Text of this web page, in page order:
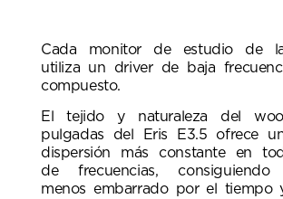
Cada monitor de estudio de
utiliza un driver de baja
compuesto.
El tejido y naturaleza del
pulgadas del Eris E3.5 ofrece
dispersión más constante en
de frecuencias,
menos embarrado por el tiempo